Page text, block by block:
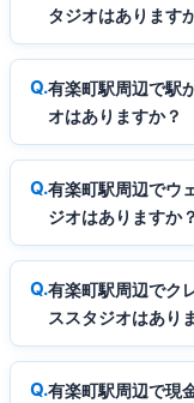
タジオはあります
有楽町駅周辺で駅
オはありますか？
有楽町駅周辺でウ
ジオはありますか？
有楽町駅周辺でク
ススタジオはあり
有楽町駅周辺で現